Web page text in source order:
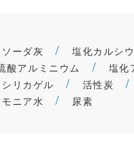
ソーダ灰 塩化カルシ
酸アルミニウム 塩化
シリカゲル 活性炭
ニア水
尿素